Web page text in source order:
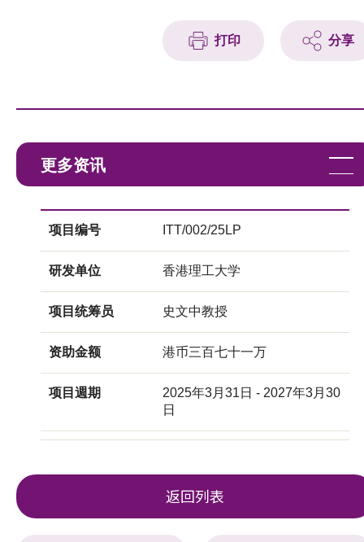
打印 分享
更多资讯
项目编号 ITT/002/25LP
研发单位 香港理工大学
项目统筹员 史文中教授
资助金额 港币三百七十一万
项目週期
2025年3月31日 - 2027年3月30
日
返回列表